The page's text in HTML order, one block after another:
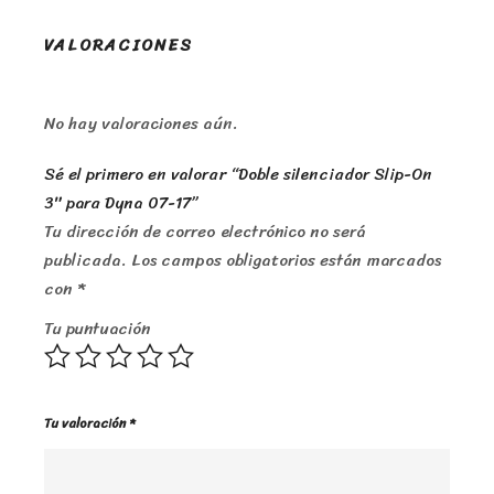
VALORACIONES
No hay valoraciones aún.
Sé el primero en valorar “Doble silenciador Slip-On
3″ para Dyna 07-17”
Tu dirección de correo electrónico no será
publicada. Los campos obligatorios están marcados
con *
Tu puntuación
Tu valoración*